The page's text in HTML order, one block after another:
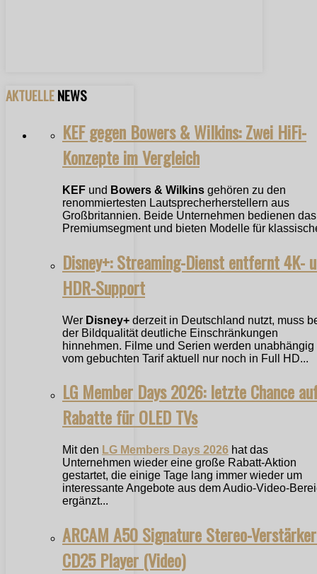
AKTUELLENEWS
KEF gegen Bowers & Wilkins: Zwei HiFi-
Konzepte im Vergleich
KEF und Bowers & Wilkins gehören zu den
renommiertesten Lautsprecherherstellern aus
Großbritannien. Beide Unternehmen bedienen das
Premiumsegment und bieten Modelle für
Disney+: Streaming-Dienst entfernt 4K-
HDR-Support
Wer Disney+ derzeit in Deutschland nutzt, muss
der Bildqualität deutliche Einschränkungen
hinnehmen. Filme und Serien werden unabhängig
vom gebuchten Tarif aktuell nur noch in Full HD...
LG Member Days 2026: letzte Chance
Rabatte für OLED TVs
Mit den LG Members Days 2026 hat das
Unternehmen wieder eine große Rabatt-Aktion
gestartet, die einige Tage lang immer wieder um
interessante Angebote aus dem Audio-Video-
ergänzt...
ARCAM A50 Signature Stereo-
CD25 Player (Video)